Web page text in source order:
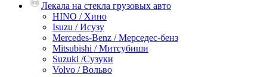
Лекала на стекла грузовых авто
HINO / Хино
Isuzu / Исузу
Mercedes-Benz / Мерседес-бенз
Mitsubishi / Митсубиши
Suzuki /Сузуки
Volvo / Вольво